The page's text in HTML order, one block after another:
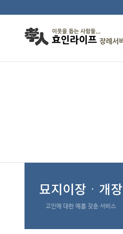
묘지이장ㆍ개장
고인에 대한 예를 갖춘 서비스